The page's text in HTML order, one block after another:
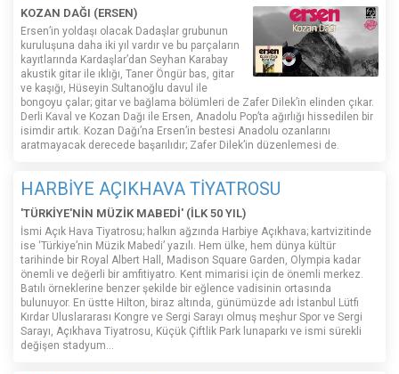
KOZAN DAĞI (ERSEN)
Ersen’in yoldaşı olacak Dadaşlar grubunun
kuruluşuna daha iki yıl vardır ve bu parçaların
kayıtlarında Kardaşlar’dan Seyhan Karabay
akustik gitar ile ıklığı, Taner Öngür bas, gitar
ve kaşığı, Hüseyin Sultanoğlu davul ile
bongoyu çalar; gitar ve bağlama bölümleri de Zafer Dilek’in elinden çıkar.
Derli Kaval ve Kozan Dağı ile Ersen, Anadolu Pop’ta ağırlığı hissedilen bir
isimdir artık. Kozan Dağı’na Ersen’in bestesi Anadolu ozanlarını
aratmayacak derecede başarılıdır; Zafer Dilek’in düzenlemesi de.
HARBİYE AÇIKHAVA TİYATROSU
'TÜRKİYE'NİN MÜZİK MABEDİ' (İLK 50 YIL)
İsmi Açık Hava Tiyatrosu; halkın ağzında Harbiye Açıkhava; kartvizitinde
ise ‘Türkiye’nin Müzik Mabedi’ yazılı. Hem ülke, hem dünya kültür
tarihinde bir Royal Albert Hall, Madison Square Garden, Olympia kadar
önemli ve değerli bir amfitiyatro. Kent mimarisi için de önemli merkez.
Batılı örneklerine benzer şekilde bir eğlence vadisinin ortasında
bulunuyor. En üstte Hilton, biraz altında, günümüzde adı İstanbul Lütfi
Kırdar Uluslararası Kongre ve Sergi Sarayı olmuş meşhur Spor ve Sergi
Sarayı, Açıkhava Tiyatrosu, Küçük Çiftlik Park lunaparkı ve ismi sürekli
değişen stadyum…